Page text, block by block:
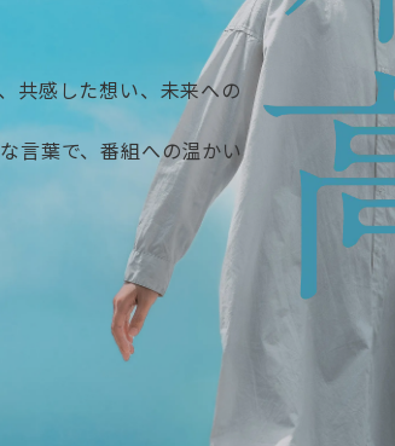
共感した想い、未来への
言葉で、番組への温かい